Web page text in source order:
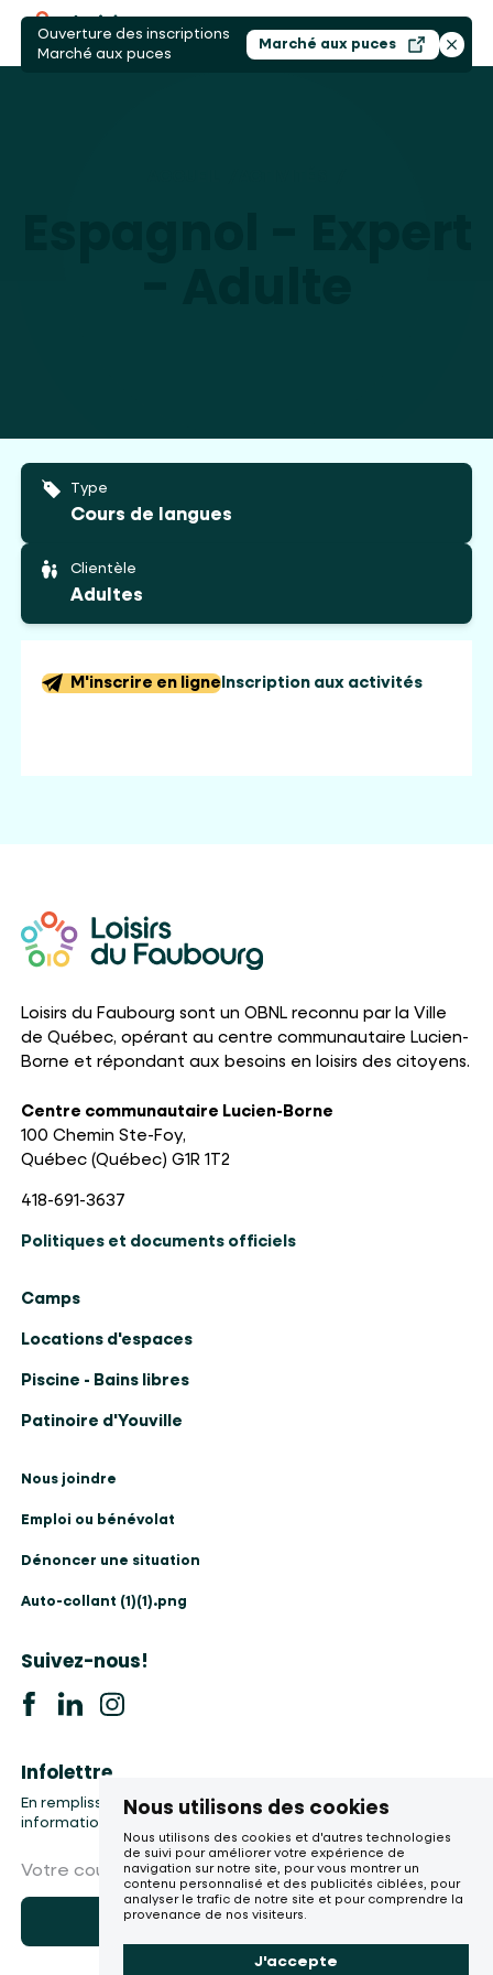
Nous utilisons des cookies
Nous utilisons des cookies et d'autres technologies
de suivi pour améliorer votre expérience de
navigation sur notre site, pour vous montrer un
contenu personnalisé et des publicités ciblées, pour
analyser le trafic de notre site et pour comprendre la
provenance de nos visiteurs.
J'accepte
Ouverture des inscriptions
Marché aux puces
Marché aux pucesOuvrir dans un
Type
Cours de langues
Clientèle
Adultes
M'inscrire en ligne Inscription aux activités
Loisirs du Faubourg sont un OBNL reconnu par la Ville
de Québec, opérant au centre communautaire Lucien-
Borne et répondant aux besoins en loisirs des citoyens.
Centre communautaire Lucien-Borne
100 Chemin Ste-Foy,
Québec (Québec) G1R 1T2
418-691-3637
Politiques et documents officiels
Camps
Locations d'espaces
Piscine - Bains libres
Patinoire d'Youville
Nous joindre
Emploi ou bénévolat
Dénoncer une situation
Auto-collant (1)(1).png
Suivez-nous!
Infolettre
En remplissant le formulaire, vous accepter la collecte de vos
informations, etc.
Votre courriel
M'abonner